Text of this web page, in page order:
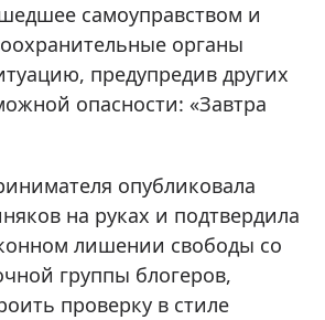
самоуправством и
органы
предупредив других
опасности: «Завтра
опубликовала
на руках и подтвердила
лишении свободы со
группы блогеров,
проверку в стиле